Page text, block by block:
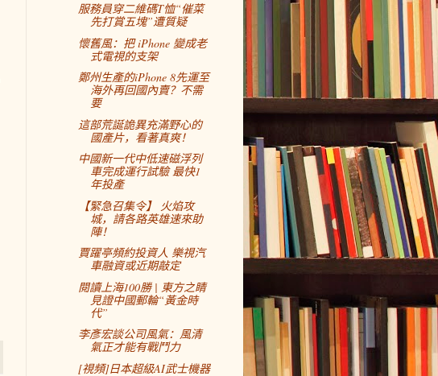
服務員穿二維碼T恤“催菜
先打賞五塊”遭質疑
懷舊風：把 iPhone 變成老
式電視的支架
鄭州生產的iPhone 8先運至
海外再回國內賣？不需
要
這部荒誕詭異充滿野心的
國產片，看著真爽！
中國新一代中低速磁浮列
車完成運行試驗 最快1
年投產
【緊急召集令】 火焰攻
城，請各路英雄速來助
陣！
賈躍亭頻約投資人 樂視汽
車融資或近期敲定
閱讀上海100勝 | 東方之睛
見證中國郵輪“黃金時
代”
李彥宏談公司風氣：風清
氣正才能有戰鬥力
[視頻]日本超級AI武士機器